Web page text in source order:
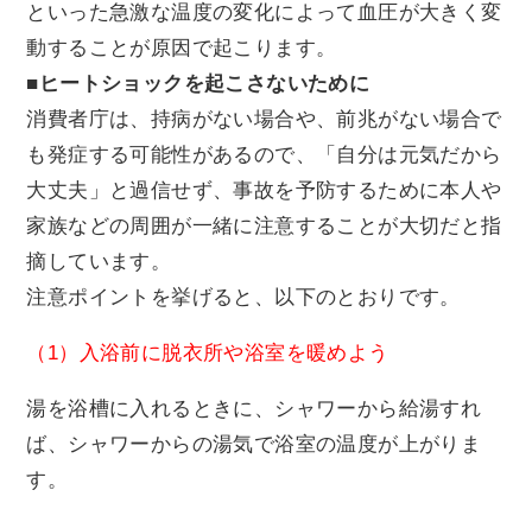
といった急激な温度の変化によって血圧が大きく変
動することが原因で起こります。
■ ヒートショックを起こさないために
消費者庁は、持病がない場合や、前兆がない場合で
も発症する可能性があるので、「自分は元気だから
大丈夫」と過信せず、事故を予防するために本人や
家族などの周囲が一緒に注意することが大切だと指
摘しています。
注意ポイントを挙げると、以下のとおりです。
（1）入浴前に脱衣所や浴室を暖めよう
湯を浴槽に入れるときに、シャワーから給湯すれ
ば、シャワーからの湯気で浴室の温度が上がりま
す。